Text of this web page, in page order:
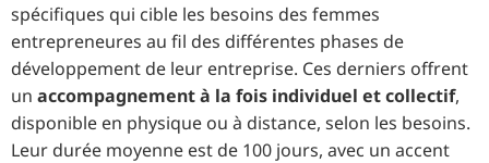
spécifiques qui cible les besoins des femmes
entrepreneures au fil des différentes phases de
développement de leur entreprise. Ces derniers offrent
un accompagnement à la fois individuel et collectif,
disponible en physique ou à distance, selon les besoins.
Leur durée moyenne est de 100 jours, avec un accent